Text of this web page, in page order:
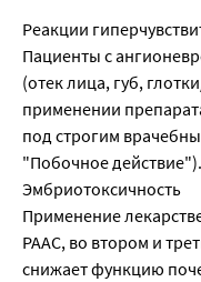
Реакции
Пациенты с
(отек лица, губ,
применении
под строгим
"Побочное действие").
Эмбриотоксичность
Применение
РААС, во втором и
снижает функцию